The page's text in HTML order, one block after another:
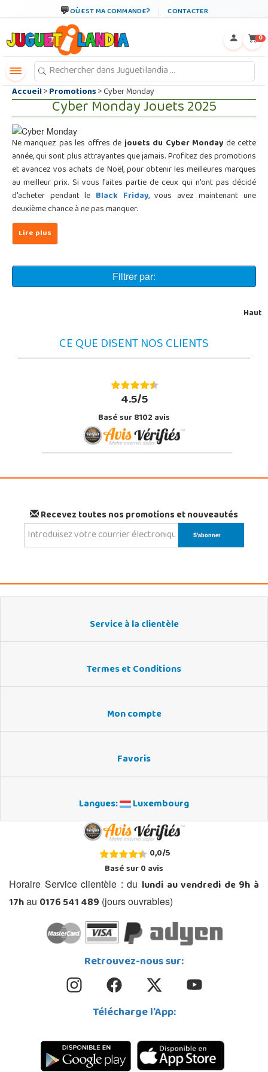
OÙ EST MA COMMANDE? CONTACTER
0
Accueil>Promotions> Cyber Monday
Cyber Monday Jouets 2025
Ne manquez pas les offres dejouets du Cyber Mondayde cette
année, qui sont plus attrayantes que jamais. Profitez des promotions
et avancez vos achats de Noël, pour obtenir les meilleures marques
au meilleur prix. Si vous faites partie de ceux qui n'ont pas décidé
d'acheter pendant le Black Friday, vous avez maintenant une
deuxième chance à ne pas manquer.
Filtrer par:
Haut
CE QUE DISENT NOS CLIENTS
4.5/5
Basé sur 8102 avis
Recevez toutes nos promotions et nouveautés
Service à la clientèle
Termes et Conditions
Mon compte
Favoris
Langues: Luxembourg
0,0/5
Basé sur0avis
Horaire Service clientèle : du lundi au vendredi de 9h à
17hau 0176 541 489 (jours ouvrables)
Retrouvez-nous sur:
Télécharge l'App: